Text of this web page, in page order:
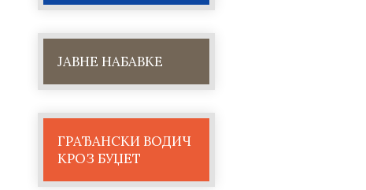
ЈАВНЕ НАБАВКЕ
ГРАЂАНСКИ ВОДИЧ
КРОЗ БУЏЕТ